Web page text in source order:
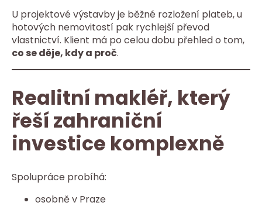
U projektové výstavby je běžné rozložení plateb, u
hotových nemovitostí pak rychlejší převod
vlastnictví. Klient má po celou dobu přehled o tom,
co se děje, kdy a proč.
Realitní makléř, který
řeší zahraniční
investice komplexně
Spolupráce probíhá:
osobně v Praze